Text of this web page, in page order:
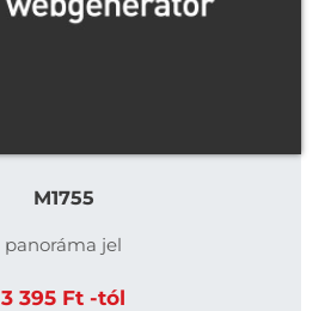
M1755
panoráma jel
3 395 Ft -tól